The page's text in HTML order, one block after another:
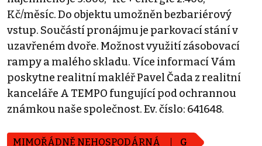
Kč/měsíc. Do objektu umožněn bezbariérový
vstup. Součástí pronájmu je parkovací stání v
uzavřeném dvoře. Možnost využití zásobovací
rampy a malého skladu. Více informací Vám
poskytne realitní makléř Pavel Čada z realitní
kanceláře A TEMPO fungující pod ochrannou
známkou naše společnost. Ev. číslo: 641648.
MIMOŘÁDNĚ NEHOSPODÁRNÁ G